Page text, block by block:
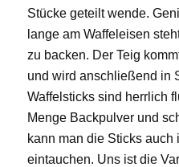
Stücke geteilt wende.
lange am Waffeleisen
zu backen. Der Teig
und wird anschließend in
Waffelsticks sind herrlich
Menge Backpulver und
kann man die Sticks auch
eintauchen. Uns ist die